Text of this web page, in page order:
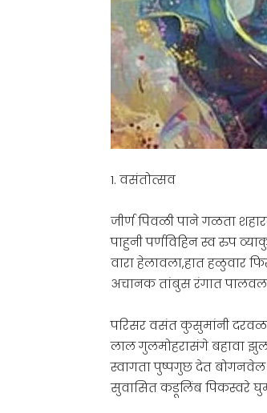
1. वसंतोत्सव
जीर्ण पिवळी पाने गळता
पाहुनी पर्णविहिन स्व रुप
वारा हेलावला,हात हळुवार
अचानक तांबुस रंगात
परिसर वसंत कुसुमांनी
लाल गुलमोहरासंगे बहावा
स्वागता पुष्पगुछ देत
सुवासित कडूलिंब पिकस्वरे